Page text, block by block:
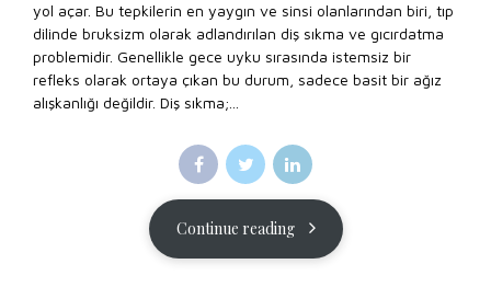
yol açar. Bu tepkilerin en yaygın ve sinsi olanlarından biri, tıp
dilinde bruksizm olarak adlandırılan diş sıkma ve gıcırdatma
problemidir. Genellikle gece uyku sırasında istemsiz bir
refleks olarak ortaya çıkan bu durum, sadece basit bir ağız
alışkanlığı değildir. Diş sıkma;...
Continue reading